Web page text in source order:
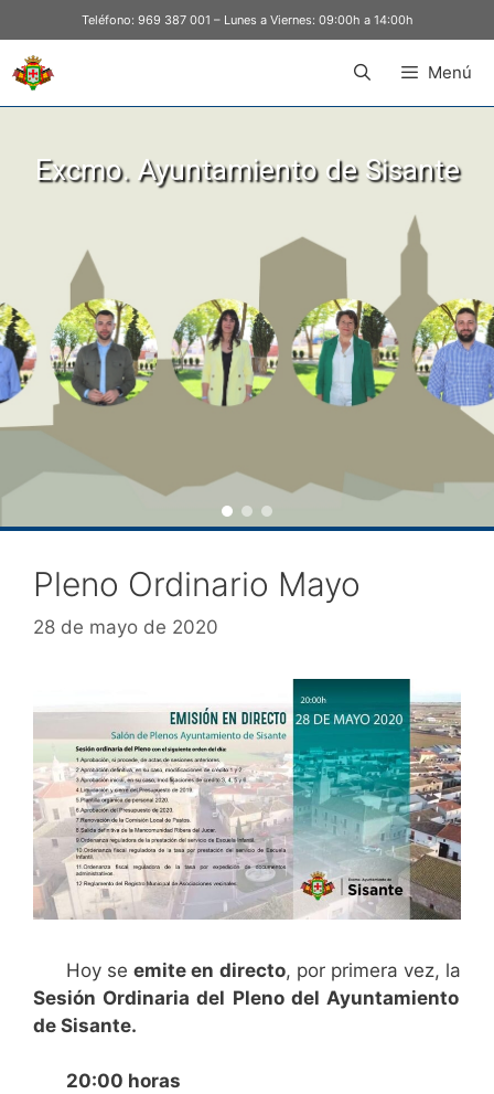
Teléfono: 969 387 001 – Lunes a Viernes: 09:00h a 14:00h
Menú
Excmo. Ayuntamiento de Sisante
Pleno Ordinario Mayo
28 de mayo de 2020
Hoy seemite en directo, por primera vez, la
Sesión Ordinaria del Pleno del Ayuntamiento
de Sisante.
20:00 horas